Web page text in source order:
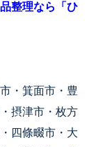
整理なら「ひ
・箕面市・豊
摂津市・枚方
四條畷市・大